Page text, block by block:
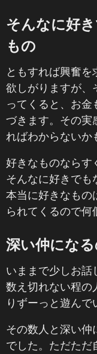
そんなに好
もの
ともすれば興奮
欲しがりますが、
ってくると、お
づきます。その実
ればわからないか
好きなものならす
そんなに好きでも
本当に好きなもの
られてくるので何
深い仲にな
いままで少しお話
数え切れない程の
りずーっと遊んで
その数人と深い仲
でした。ただただ